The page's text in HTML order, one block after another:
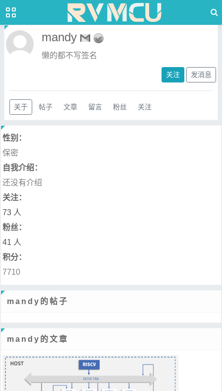
mandy
懒的都不写签名
关注 发消息
关于 帖子 文章 留言 粉丝 关注
性别：
保密
自我介绍：
还没有介绍
关注：
73 人
粉丝：
41 人
积分：
7710
mandy的帖子
mandy的文章